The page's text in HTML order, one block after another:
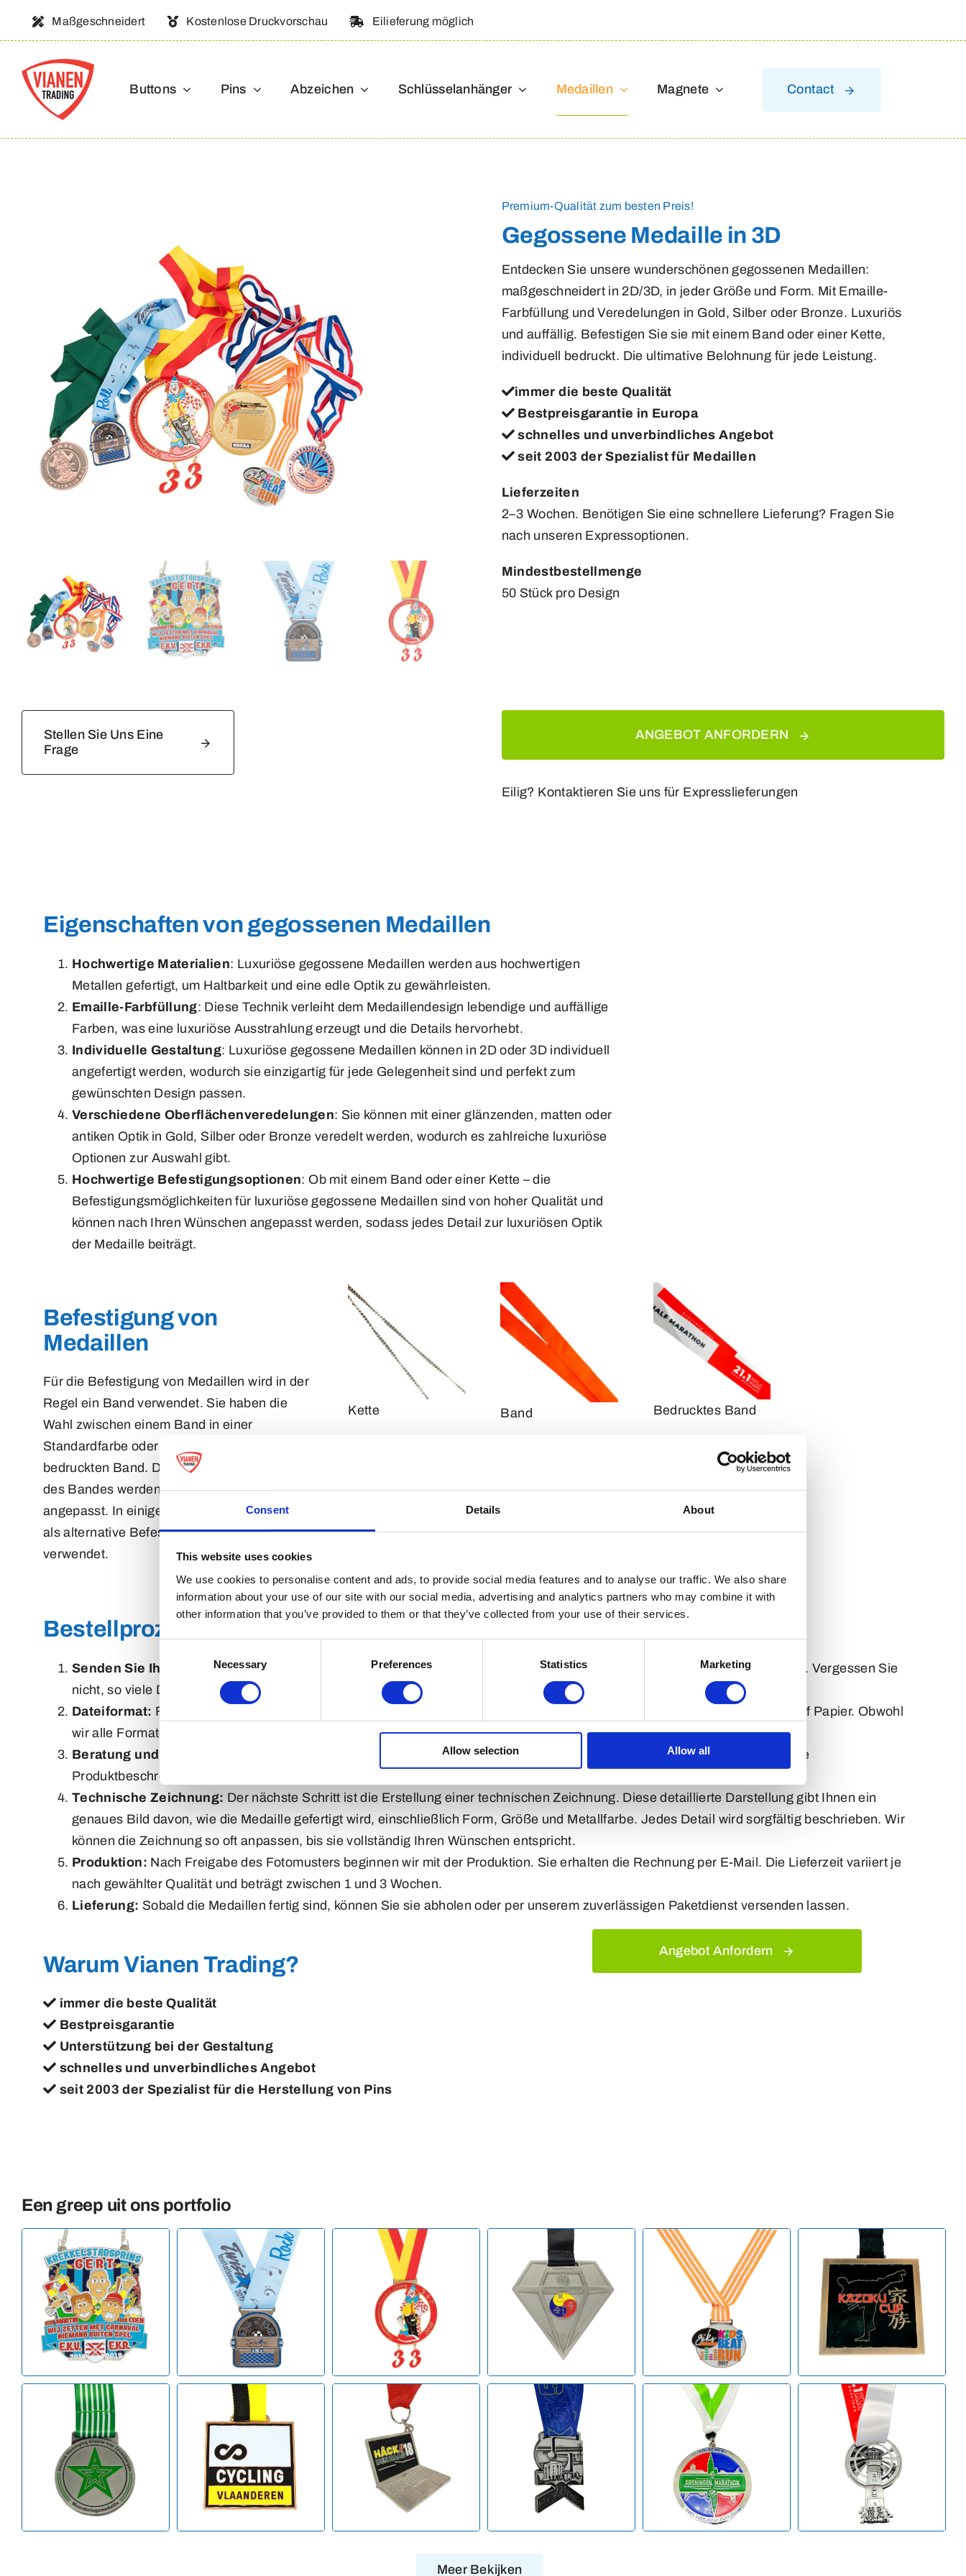
Consent Details About
This website uses cookies
We use cookies to personalise content and ads, to provide social media features and to analyse our traffic. We also share
information about your use of our site with our social media, advertising and analytics partners who may combine it with
other information that you’ve provided to them or that they’ve collected from your use of their services.
Selection
Necessary Preferences Statistics Marketing
Allow selection Allow all
Maßgeschneidert Kostenlose Druckvorschau Eilieferung möglich
Buttons Pins Abzeichen Schlüsselanhänger Medaillen Magnete Contact
Premium-Qualität zum besten Preis!
Gegossene Medaille in 3D
Entdecken Sie unsere wunderschönen gegossenen Medaillen:
maßgeschneidert in 2D/3D, in jeder Größe und Form. Mit Emaille-
Farbfüllung und Veredelungen in Gold, Silber oder Bronze. Luxuriös
und auffällig. Befestigen Sie sie mit einem Band oder einer Kette,
individuell bedruckt. Die ultimative Belohnung für jede Leistung.
immer die beste Qualität
Bestpreisgarantie in Europa
schnelles und unverbindliches Angebot
seit 2003 der Spezialist für Medaillen
Lieferzeiten
2–3 Wochen. Benötigen Sie eine schnellere Lieferung? Fragen Sie
nach unseren Expressoptionen.
Mindestbestellmenge
50 Stück pro Design
Stellen Sie Uns Eine
Frage
ANGEBOT ANFORDERN
Eilig? Kontaktieren Sie uns für Expresslieferungen
Eigenschaften von gegossenen Medaillen
Hochwertige Materialien: Luxuriöse gegossene Medaillen werden aus hochwertigen
Metallen gefertigt, um Haltbarkeit und eine edle Optik zu gewährleisten.
Emaille-Farbfüllung: Diese Technik verleiht dem Medaillendesign lebendige und auffällige
Farben, was eine luxuriöse Ausstrahlung erzeugt und die Details hervorhebt.
Individuelle Gestaltung: Luxuriöse gegossene Medaillen können in 2D oder 3D individuell
angefertigt werden, wodurch sie einzigartig für jede Gelegenheit sind und perfekt zum
gewünschten Design passen.
Verschiedene Oberflächenveredelungen: Sie können mit einer glänzenden, matten oder
antiken Optik in Gold, Silber oder Bronze veredelt werden, wodurch es zahlreiche luxuriöse
Optionen zur Auswahl gibt.
Hochwertige Befestigungsoptionen: Ob mit einem Band oder einer Kette – die
Befestigungsmöglichkeiten für luxuriöse gegossene Medaillen sind von hoher Qualität und
können nach Ihren Wünschen angepasst werden, sodass jedes Detail zur luxuriösen Optik
der Medaille beiträgt.
Befestigung von
Medaillen
Für die Befestigung von Medaillen wird in der
Regel ein Band verwendet. Sie haben die
Wahl zwischen einem Band in einer
Standardfarbe oder einem individuell
bedruckten Band. Die Maße und die Breite
des Bandes werden an die Medaille
angepasst. In einigen Fällen wird eine Kette
als alternative Befestigungsoption
verwendet.
Kette Band Bedrucktes Band
Bestellprozess für Medaillen
Senden Sie Ihr Logo oder Design:
Senden Sie uns Ihr Logo oder Design einfach per E-Mail oder über das Anfrageformular. Vergessen Sie
nicht, so viele Details wie möglich anzugeben, z. B. Mengen, gewünschtes Format und Lieferzeit.
Dateiformat: Für ein Angebot können wir mit jeder Datei arbeiten, die Sie haben – sogar mit einem Foto oder einer Skizze auf Papier. Obwohl
wir alle Formate akzeptieren, bevorzugen wir hochauflösende JPEGs oder Illustrator-Vektordateien.
Beratung und Angebot:
Nach Erhalt Ihrer Anfrage senden wir Ihnen eine detaillierte Beratung per E-Mail. Diese enthält eine
Produktbeschreibung, den Preis pro Stück, die Lieferzeit und weitere relevante Details.
Technische Zeichnung: Der nächste Schritt ist die Erstellung einer technischen Zeichnung. Diese detaillierte Darstellung gibt Ihnen ein
genaues Bild davon, wie die Medaille gefertigt wird, einschließlich Form, Größe und Metallfarbe. Jedes Detail wird sorgfältig beschrieben. Wir
können die Zeichnung so oft anpassen, bis sie vollständig Ihren Wünschen entspricht.
Produktion: Nach Freigabe des Fotomusters beginnen wir mit der Produktion. Sie erhalten die Rechnung per E-Mail. Die Lieferzeit variiert je
nach gewählter Qualität und beträgt zwischen 1 und 3 Wochen.
Lieferung: Sobald die Medaillen fertig sind, können Sie sie abholen oder per unserem zuverlässigen Paketdienst versenden lassen.
Warum Vianen Trading?
immer die beste Qualität
Bestpreisgarantie
Unterstützung bei der Gestaltung
schnelles und unverbindliches Angebot
seit 2003 der Spezialist für die Herstellung von Pins
Angebot Anfordern
Een greep uit ons portfolio
Meer Bekijken